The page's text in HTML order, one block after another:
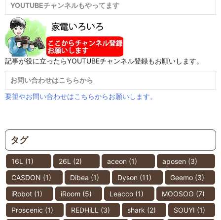
YOUTUBEチャンネルもやってます
記事が役に立ったらYOUTUBEチャンネル登録もお願いします。
お問い合わせはこちらから
要望やお問い合わせはこちらからお願いします。
タグ
16L (1) 26L (2) aceon (1) aposen (3)
CASDON (1) Dibea (1) Dyson (11) Geemo(3)
iRobot (1) iRoom (5) Leacco (1) MOOSOO (7)
Proscenic (1) REDHiLL (3) shark (2) SOUYI (1)